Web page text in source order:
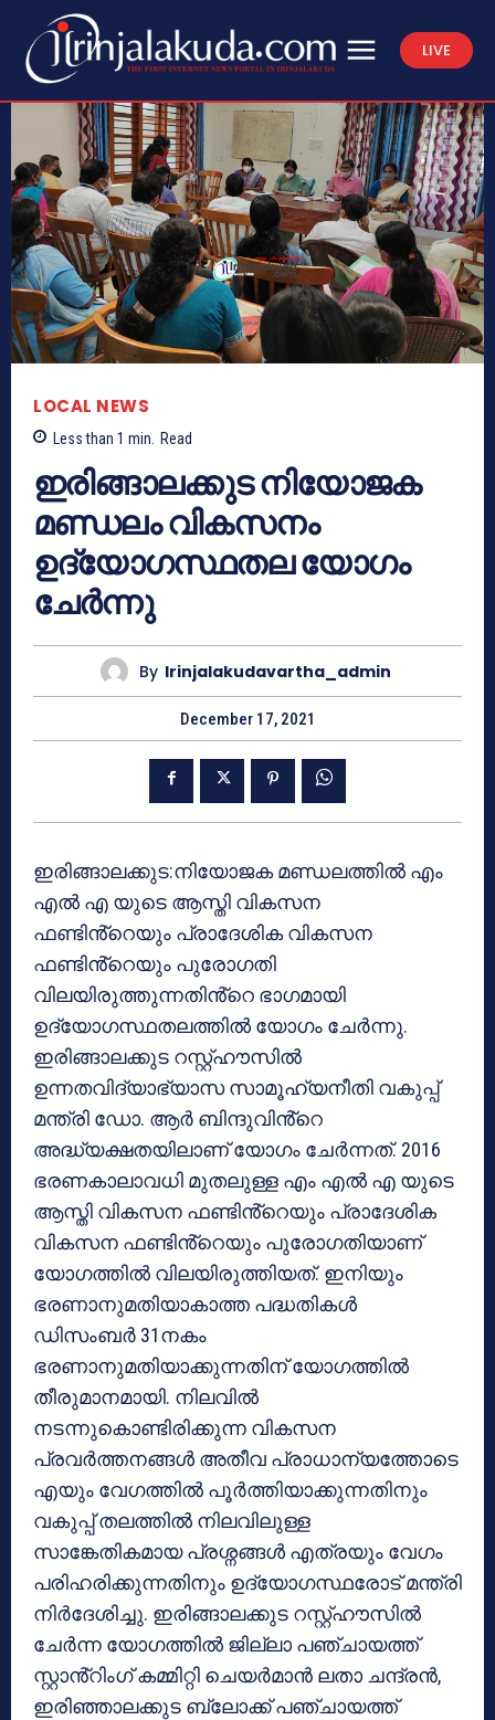
LIVE
LOCAL NEWS
Less than 1 min. Read
ഇരിങ്ങാലക്കുട നിയോജക
മണ്ഡലം വികസനം
ഉദ്യോഗസ്ഥതല യോഗം
ചേർന്നു
By Irinjalakudavartha_admin
December 17, 2021
ഇരിങ്ങാലക്കുട:നിയോജക മണ്ഡലത്തിൽ എം
എൽ എ യുടെ ആസ്തി വികസന
ഫണ്ടിൻ്റെയും പ്രാദേശിക വികസന
ഫണ്ടിൻ്റെയും പുരോഗതി
വിലയിരുത്തുന്നതിൻ്റെ ഭാഗമായി
ഉദ്യോഗസ്ഥതലത്തിൽ യോഗം ചേർന്നു.
ഇരിങ്ങാലക്കുട റസ്റ്റ്ഹൗസിൽ
ഉന്നതവിദ്യാഭ്യാസ സാമൂഹ്യനീതി വകുപ്പ്
മന്ത്രി ഡോ. ആർ ബിന്ദുവിൻ്റെ
അദ്ധ്യക്ഷതയിലാണ് യോഗം ചേർന്നത്. 2016
ഭരണകാലാവധി മുതലുള്ള എം എൽ എ യുടെ
ആസ്തി വികസന ഫണ്ടിൻ്റെയും പ്രാദേശിക
വികസന ഫണ്ടിൻ്റെയും പുരോഗതിയാണ്
യോഗത്തിൽ വിലയിരുത്തിയത്. ഇനിയും
ഭരണാനുമതിയാകാത്ത പദ്ധതികൾ
ഡിസംബർ 31നകം
ഭരണാനുമതിയാക്കുന്നതിന് യോഗത്തിൽ
തീരുമാനമായി. നിലവിൽ
നടന്നുകൊണ്ടിരിക്കുന്ന വികസന
പ്രവർത്തനങ്ങൾ അതീവ പ്രാധാന്യത്തോടെ
എയും വേഗത്തിൽ പൂർത്തിയാക്കുന്നതിനും
വകുപ്പ് തലത്തിൽ നിലവിലുള്ള
സാങ്കേതികമായ പ്രശ്നങ്ങൾ എത്രയും വേഗം
പരിഹരിക്കുന്നതിനും ഉദ്യോഗസ്ഥരോട് മന്ത്രി
നിർദേശിച്ചു. ഇരിങ്ങാലക്കുട റസ്റ്റ്ഹൗസിൽ
ചേർന്ന യോഗത്തിൽ ജില്ലാ പഞ്ചായത്ത്
സ്റ്റാൻ്റിംഗ് കമ്മിറ്റി ചെയർമാൻ ലതാ ചന്ദ്രൻ,
ഇരിഞ്ഞാലക്കുട ബ്ലോക്ക് പഞ്ചായത്ത്